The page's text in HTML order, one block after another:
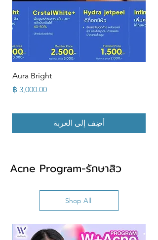
Aura Bright
السعر
أضِف إلى العربة
Acne Program-รักษาสิว
Shop All